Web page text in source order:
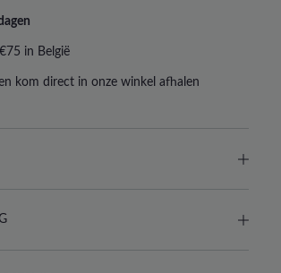
in België
kom direct in onze winkel afhalen